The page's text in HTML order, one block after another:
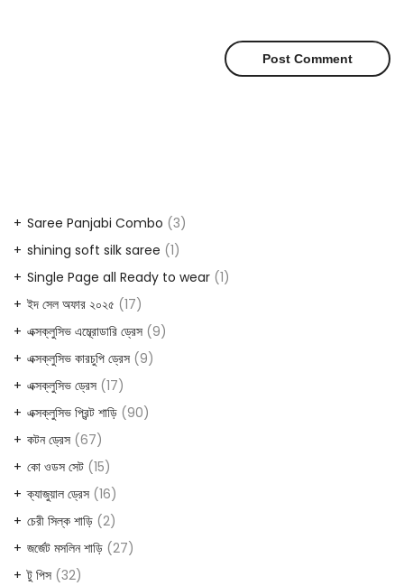
Saree Panjabi Combo 33
shining soft silk saree 11
product
Single Page all Ready to wear 11
ইদ সেল অফার ২০২৫ 1717
products
এক্সক্লুসিভ এম্ব্রোডারি ড্রেস 99
এক্সক্লুসিভ কারচুপি ড্রেস 99
এক্সক্লুসিভ ড্রেস 1717
products
এক্সক্লুসিভ প্রিন্ট শাড়ি 9090
কটন ড্রেস 6767
products
কো ওডস সেট 1515
products
ক্যাজুয়াল ড্রেস 1616
products
চেরী সিল্ক শাড়ি 22
products
জর্জেট মসলিন শাড়ি 2727
টু পিস 3232